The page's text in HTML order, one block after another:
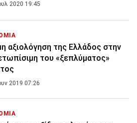
2020 19:45
αξιολόγηση της Ελλάδος στην
του «ξεπλύματος»
2019 07:26